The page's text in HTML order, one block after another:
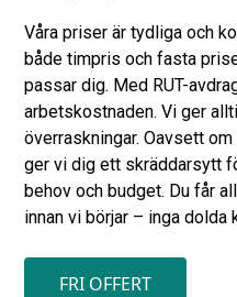
Våra priser är tydliga och
både timpris och fasta
passar dig. Med RUT-
arbetskostnaden. Vi ger
överraskningar. Oavsett
ger vi dig ett skräddarsytt
behov och budget. Du får
innan vi börjar – inga dolda
FRI OFFERT